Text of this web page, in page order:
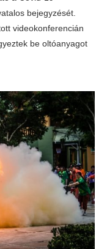
bejegyzését.
videokonferencián
be oltóanyagot